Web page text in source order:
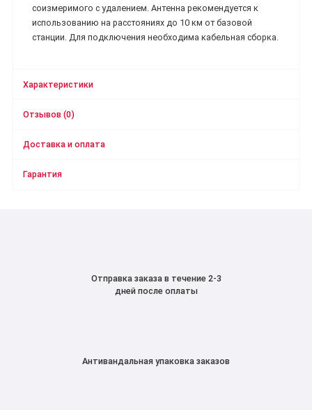
соизмеримого с удалением. Антенна рекомендуется к
использованию на расстояниях до 10 км от базовой
станции. Для подключения необходима кабельная сборка.
Характеристики
Отзывов (0)
Доставка и оплата
Гарантия
Отправка заказа в течение 2-3
дней после оплаты
Антивандальная упаковка заказов